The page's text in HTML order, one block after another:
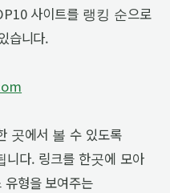
사이트를 랭킹 순으로
습니다.
곳에서 볼 수 있도록
니다. 링크를 한곳에 모아
형을 보여주는